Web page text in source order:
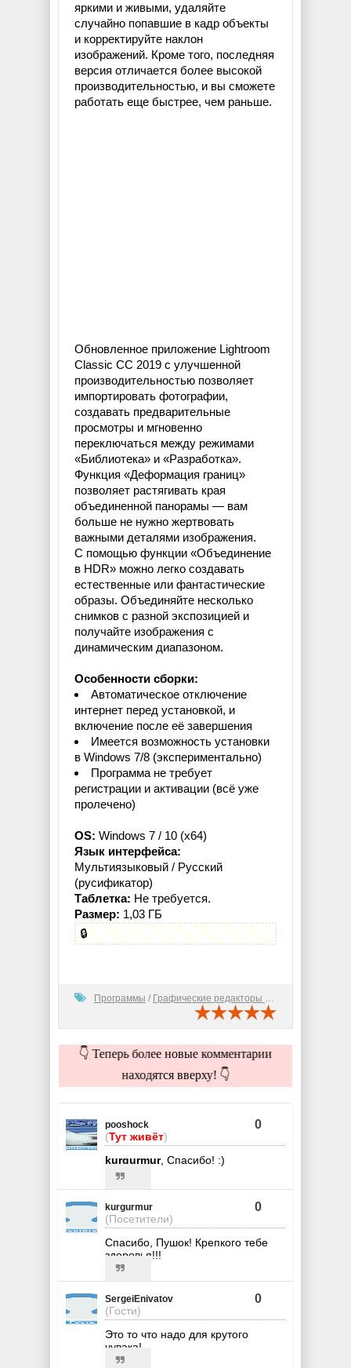
яркими и живыми, удаляйте
случайно попавшие в кадр объекты
и корректируйте наклон
изображений. Кроме того, последняя
версия отличается более высокой
производительностью, и вы сможете
работать еще быстрее, чем раньше.
Обновленное приложение Lightroom
Classic CC 2019 с улучшенной
производительностью позволяет
импортировать фотографии,
создавать предварительные
просмотры и мгновенно
переключаться между режимами
«Библиотека» и «Разработка».
Функция «Деформация границ»
позволяет растягивать края
объединенной панорамы — вам
больше не нужно жертвовать
важными деталями изображения.
С помощью функции «Объединение
в HDR» можно легко создавать
естественные или фантастические
образы. Объединяйте несколько
снимков с разной экспозицией и
получайте изображения с
динамическим диапазоном.
Особенности сборки:
Автоматическое отключение
интернет перед установкой, и
включение после её завершения
Имеется возможность установки
в Windows 7/8 (экспериментально)
Программа не требует
регистрации и активации (всё уже
пролечено)
OS: Windows 7 / 10 (x64)
Язык интерфейса:
Мультиязыковый / Русский
(русификатор)
Таблетка: Не требуется.
Размер: 1,03 ГБ
🔒
Программы / Графические редакторы (2D)
👇 Теперь более новые комментарии
находятся вверху! 👇
pooshock
(Тут живёт)
0
kurgurmur, Спасибо! :)
kurgurmur
(Посетители)
0
Спасибо, Пушок! Крепкого тебе
здоровья!!!
SergeiEnivatov
(Гости)
0
Это то что надо для крутого
чувака!